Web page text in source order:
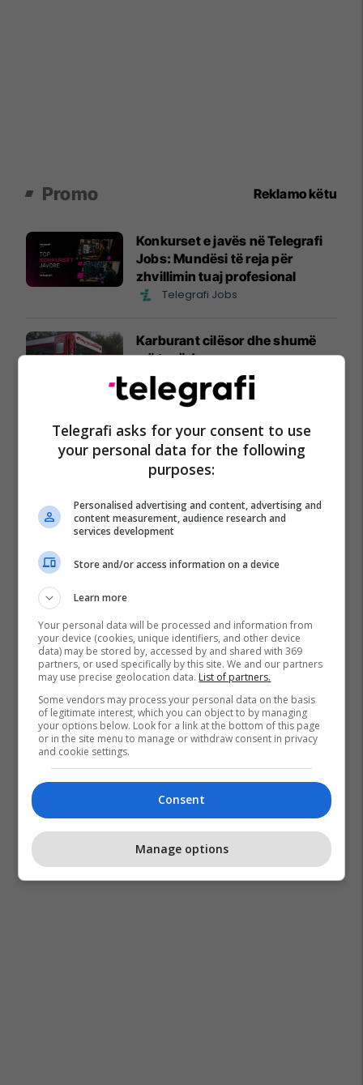
Promo Reklamo këtu
Konkurset e javës në Telegrafi
Jobs: Mundësi të reja për
zhvillimin tuaj profesional
Telegrafi Jobs
Karburant cilësor dhe shumë
më tepër!
Petrol Company
Zgjidhni një nga katër modelet
tuaja të preferuara Peugeot
Peugot Kosova
EXPO DIASPORA 2026 mbahet
më 3, 4 dhe 5 gusht në Prishtinë
Telegrafi asks for your consent to use
your personal data for the following
purposes:
Personalised advertising and content, advertising and
content measurement, audience research and
services development
Store and/or access information on a device
Learn more
Your personal data will be processed and information from
your device (cookies, unique identifiers, and other device
data) may be stored by, accessed by and shared with 369
partners, or used specifically by this site. We and our partners
may use precise geolocation data. List of partners.
Some vendors may process your personal data on the basis
of legitimate interest, which you can object to by managing
your options below. Look for a link at the bottom of this page
or in the site menu to manage or withdraw consent in privacy
and cookie settings.
Consent
Manage options